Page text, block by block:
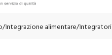
/Integrazione alimentare/Integratori